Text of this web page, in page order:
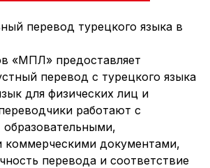
перевод турецкого языка в
«МПЛ» предоставляет
перевод с турецкого языка
для физических лиц и
работают с
коммерческими документами,
перевода и соответствие